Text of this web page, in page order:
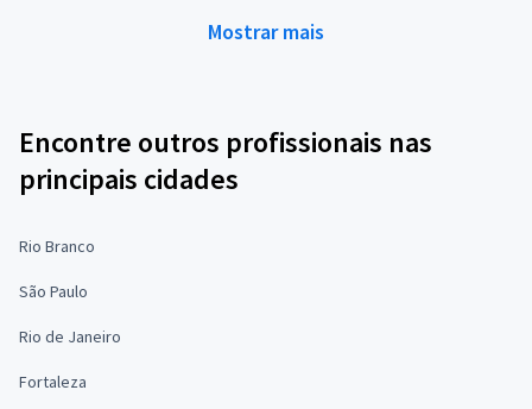
Mostrar mais
Encontre outros profissionais nas
principais cidades
Rio Branco
São Paulo
Rio de Janeiro
Fortaleza